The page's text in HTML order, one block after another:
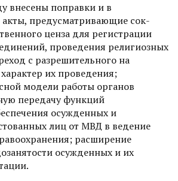
внесены поправки и в
акты, предусматривающие сок­
ценза для регистрации
проведения религиозных
с разрешительного на
их проведения;
модели работы органов
передачу функций
осужденных и
лиц от МВД в ведение
расширение
осужденных и их